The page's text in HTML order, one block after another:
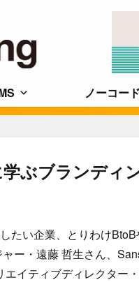
ノーコード
ぶブランディ
たい企業、とりわけ
ー・遠藤 哲生さん、
イティブディレクター